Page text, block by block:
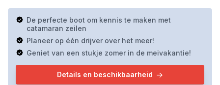
De perfecte boot om kennis te maken met
catamaran zeilen
Planeer op één drijver over het meer!
Geniet van een stukje zomer in de meivakantie!
Details en beschikbaarheid